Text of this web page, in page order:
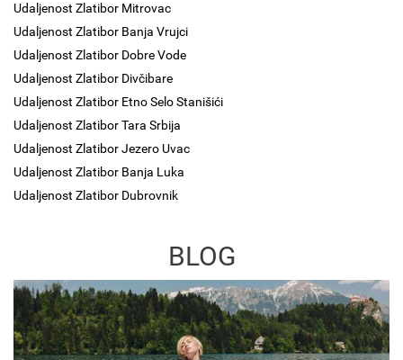
Udaljenost Zlatibor Mitrovac
Udaljenost Zlatibor Banja Vrujci
Udaljenost Zlatibor Dobre Vode
Udaljenost Zlatibor Divčibare
Udaljenost Zlatibor Etno Selo Stanišići
Udaljenost Zlatibor Tara Srbija
Udaljenost Zlatibor Jezero Uvac
Udaljenost Zlatibor Banja Luka
Udaljenost Zlatibor Dubrovnik
BLOG